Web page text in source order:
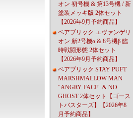
オン 初号機 & 第13号機 / 新
塗装メッキ版 2体セット
【2026年9月予約商品】
ベアブリック エヴァンゲリ
オン 新2号機α & 8号機β 臨
時戦闘形態 2体セット
【2026年9月予約商品】
ベアブリック STAY PUFT
MARSHMALLOW MAN
“ANGRY FACE" & NO
GHOST 2体セット【ゴース
トバスターズ】【2026年8
月予約商品】